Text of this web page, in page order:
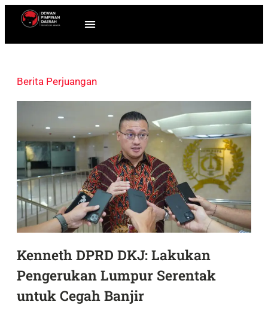
Berita Perjuangan
Kenneth DPRD DKJ: Lakukan
Pengerukan Lumpur Serentak
untuk Cegah Banjir